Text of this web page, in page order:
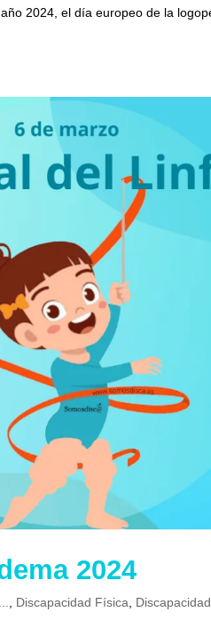
2024, el día europeo de la
2024
, Discapacidad Física,